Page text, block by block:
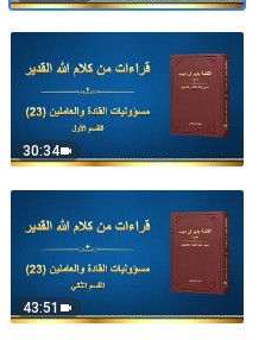
30:34
43:51